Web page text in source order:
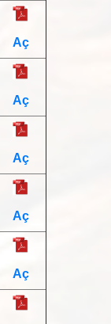
Aç
Aç
Aç
Aç
Aç